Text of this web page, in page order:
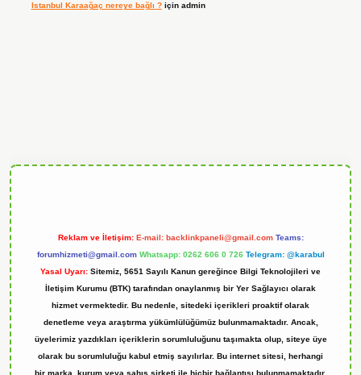
Istanbul Karaağaç nereye bağlı ?için admin
Reklam ve İletişim: E-mail: backlinkpaneli@gmail.com Teams:
forumhizmeti@gmail.com Whatsapp: 0262 606 0 726 Telegram: @karabul
Yasal Uyarı: Sitemiz, 5651 Sayılı Kanun gereğince Bilgi Teknolojileri ve
İletişim Kurumu (BTK) tarafından onaylanmış bir Yer Sağlayıcı olarak
hizmet vermektedir. Bu nedenle, sitedeki içerikleri proaktif olarak
denetleme veya araştırma yükümlülüğümüz bulunmamaktadır. Ancak,
üyelerimiz yazdıkları içeriklerin sorumluluğunu taşımakta olup, siteye üye
olarak bu sorumluluğu kabul etmiş sayılırlar. Bu internet sitesi, herhangi
bir marka, kurum veya şahıs şirketi ile hiçbir bağlantısı bulunmamaktadır.